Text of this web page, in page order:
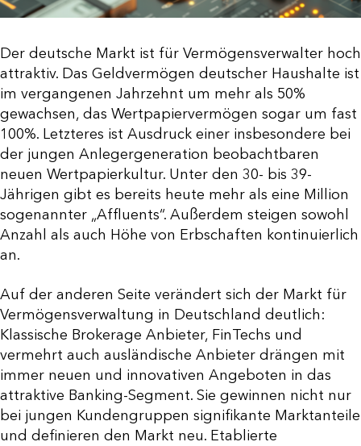
Der deutsche Markt ist für Vermögensverwalter hoch
attraktiv. Das Geldvermögen deutscher Haushalte ist
im vergangenen Jahrzehnt um mehr als 50%
gewachsen, das Wertpapiervermögen sogar um fast
100%. Letzteres ist Ausdruck einer insbesondere bei
der jungen Anlegergeneration beobachtbaren
neuen Wertpapierkultur. Unter den 30- bis 39-
Jährigen gibt es bereits heute mehr als eine Million
sogenannter „Affluents“. Außerdem steigen sowohl
Anzahl als auch Höhe von Erbschaften kontinuierlich
an.
Auf der anderen Seite verändert sich der Markt für
Vermögensverwaltung in Deutschland deutlich:
Klassische Brokerage Anbieter, FinTechs und
vermehrt auch ausländische Anbieter drängen mit
immer neuen und innovativen Angeboten in das
attraktive Banking-Segment. Sie gewinnen nicht nur
bei jungen Kundengruppen signifikante Marktanteile
und definieren den Markt neu. Etablierte